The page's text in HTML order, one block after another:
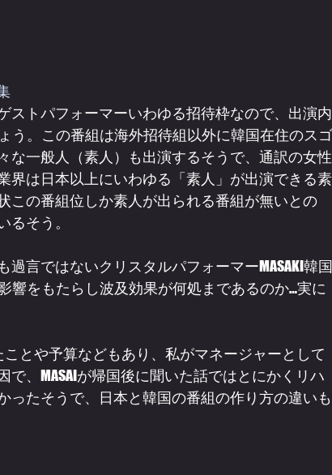
ストパフォーマーいわゆる招待枠なので、出演内
う。この番組は海外招待組以外に韓国在住のスゴ
な一般人（素人）も出演するそうで、通訳の女性
界は日本以上にいわゆる「素人」が出演できる素
この番組位しか素人が出られる番組が無いとの
そう。
言ではないクリスタルパフォーマーMASAKI韓国
響をもたらし波及効果が何処まであるのか…実に
とや予算などもあり、私がマネージャーとして
、MASAIが帰国後に聞いた話ではとにかくリハ
ったそうで、日本と韓国の番組の作り方の違いも